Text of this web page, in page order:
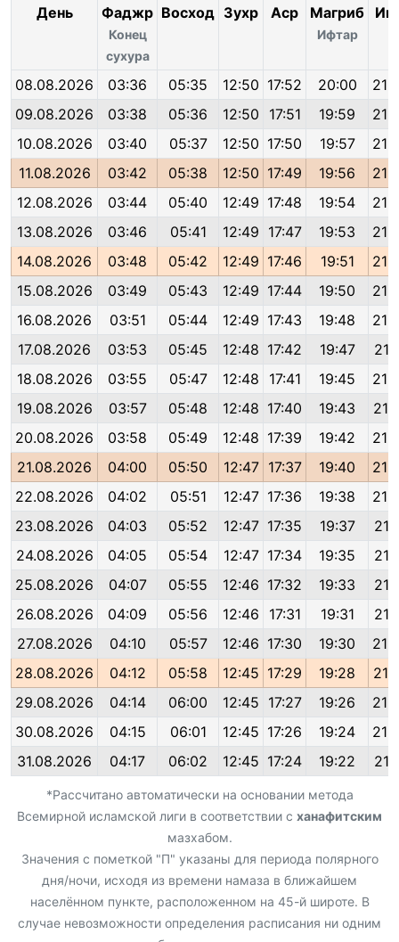
День Фаджр
Конец
сухура
Восход Зухр Аср Магриб
Ифтар
08.08.2026 03:36 05:35 12:50 17:52 20:00
09.08.2026
03:38 05:36 12:50 17:51 19:59
10.08.2026
03:40 05:37 12:50 17:50 19:57
11.08.2026
03:42 05:38 12:50 17:49 19:56
12.08.2026
03:44 05:40 12:49 17:48 19:54
13.08.2026
03:46 05:41 12:49 17:47 19:53
14.08.2026
03:48 05:42 12:49 17:46 19:51
15.08.2026
03:49 05:43 12:49 17:44 19:50
16.08.2026
03:51 05:44 12:49 17:43 19:48
17.08.2026
03:53 05:45 12:48 17:42 19:47
18.08.2026
03:55 05:47 12:48 17:41 19:45
19.08.2026
03:57 05:48 12:48 17:40 19:43
20.08.2026
03:58 05:49 12:48 17:39 19:42
21.08.2026
04:00 05:50 12:47 17:37 19:40
22.08.2026
04:02 05:51 12:47 17:36 19:38
23.08.2026
04:03 05:52 12:47 17:35 19:37
24.08.2026
04:05 05:54 12:47 17:34 19:35
25.08.2026
04:07 05:55 12:46 17:32 19:33
26.08.2026
04:09 05:56 12:46 17:31 19:31
27.08.2026
04:10 05:57 12:46 17:30 19:30
28.08.2026
04:12 05:58 12:45 17:29 19:28
29.08.2026
04:14 06:00 12:45 17:27 19:26
30.08.2026
04:15 06:01 12:45 17:26 19:24
31.08.2026
04:17 06:02 12:45 17:24 19:22
*Рассчитано автоматически на основании метода
Всемирной исламской лиги в соответствии с ханафитским
мазхабом.
Значения с пометкой "П" указаны для периода полярного
дня/ночи, исходя из времени намаза в ближайшем
населённом пункте, расположенном на 45-й широте. В
случае невозможности определения расписания ни одним